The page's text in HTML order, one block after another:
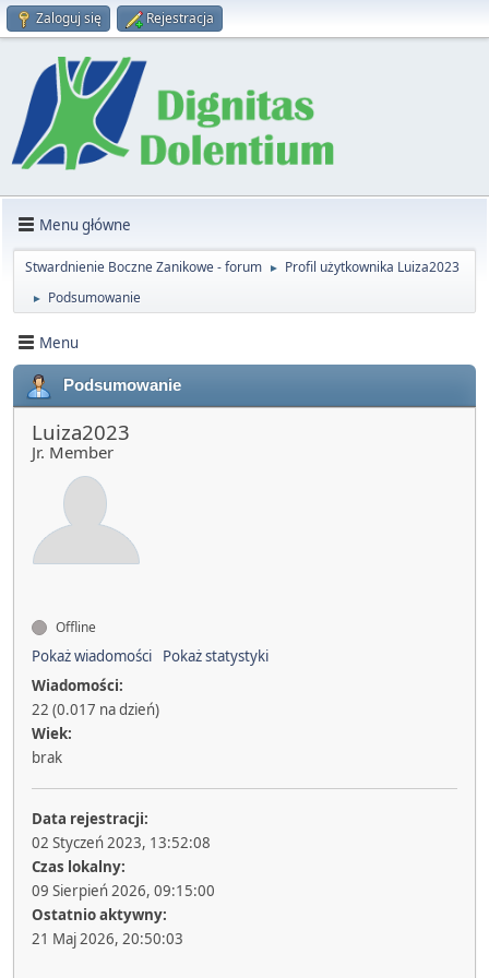
Zaloguj się Rejestracja
Menu główne
Stwardnienie Boczne Zanikowe - forum ► Profil użytkownika Luiza2023
► Podsumowanie
Menu
Podsumowanie
Luiza2023
Jr. Member
Offline
Pokaż wiadomości
Pokaż statystyki
Wiadomości:
22 (0.017 na dzień)
Wiek:
brak
Data rejestracji:
02 Styczeń 2023, 13:52:08
Czas lokalny:
09 Sierpień 2026, 09:15:00
Ostatnio aktywny:
21 Maj 2026, 20:50:03